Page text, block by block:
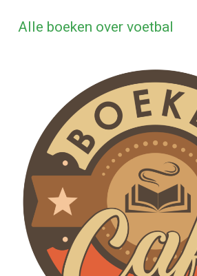
Alle boeken over voetbal